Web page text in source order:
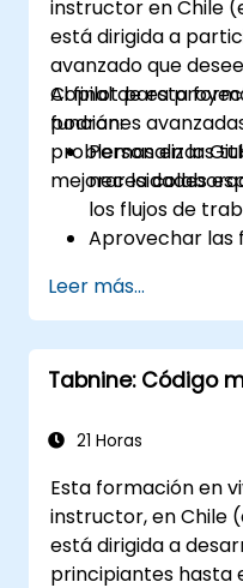
instructor en Chile
está dirigida a
avanzado que
Copilot para
funciones
problemas en las
mejorar la
Al final de esta
podrán:
Personalizar
necesidades
los flujos de
Aprovechar las
complejas.
Integrar
CI/CD y
Optimizar la
Administrar y
permisos de
Leer más...
Tabnine: Código
21 Horas
Esta formación en
instructor, en Chile
está dirigida a
principiantes hasta